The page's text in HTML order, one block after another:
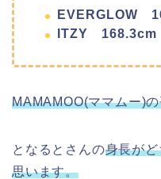
EVERGLOW
ITZY 168.3cm
MAMAMOO(ママムー)
となるとさんの身長が
思います。